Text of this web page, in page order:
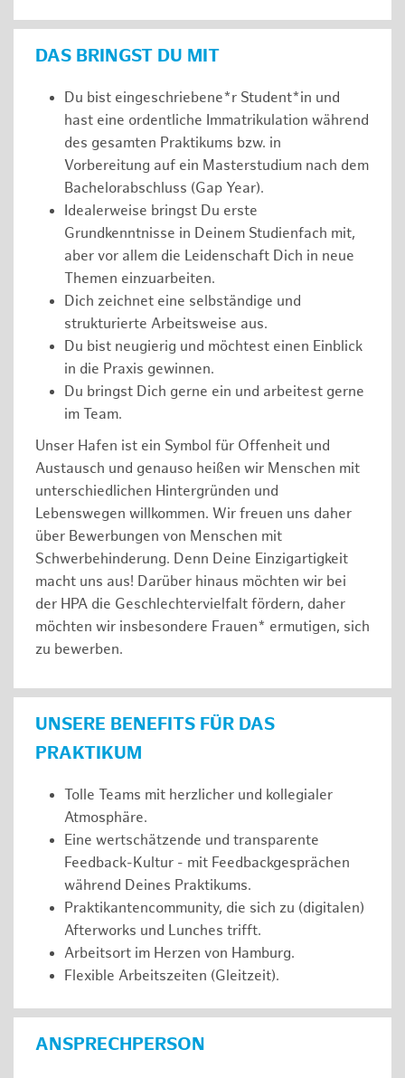
DAS BRINGST DU MIT
Du bist eingeschriebene*r Student*in und
hast eine ordentliche Immatrikulation während
des gesamten Praktikums bzw. in
Vorbereitung auf ein Masterstudium nach dem
Bachelorabschluss (Gap Year).
Idealerweise bringst Du erste
Grundkenntnisse in Deinem Studienfach mit,
aber vor allem die Leidenschaft Dich in neue
Themen einzuarbeiten.
Dich zeichnet eine selbständige und
strukturierte Arbeitsweise aus.
Du bist neugierig und möchtest einen Einblick
in die Praxis gewinnen.
Du bringst Dich gerne ein und arbeitest gerne
im Team.
Unser Hafen ist ein Symbol für Offenheit und
Austausch und genauso heißen wir Menschen mit
unterschiedlichen Hintergründen und
Lebenswegen willkommen. Wir freuen uns daher
über Bewerbungen von Menschen mit
Schwerbehinderung. Denn Deine Einzigartigkeit
macht uns aus! Darüber hinaus möchten wir bei
der HPA die Geschlechtervielfalt fördern, daher
möchten wir insbesondere Frauen* ermutigen, sich
zu bewerben.
UNSERE BENEFITS FÜR DAS
PRAKTIKUM
Tolle Teams mit herzlicher und kollegialer
Atmosphäre.
Eine wertschätzende und transparente
Feedback-Kultur - mit Feedbackgesprächen
während Deines Praktikums.
Praktikantencommunity, die sich zu (digitalen)
Afterworks und Lunches trifft.
Arbeitsort im Herzen von Hamburg.
Flexible Arbeitszeiten (Gleitzeit).
ANSPRECHPERSON